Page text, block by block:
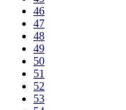
46
47
48
49
50
51
52
53